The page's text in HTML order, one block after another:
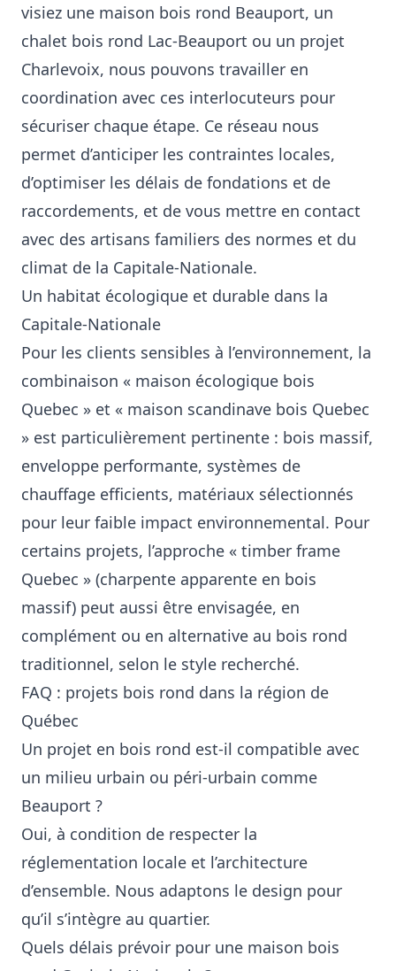
visiez une maison bois rond Beauport, un
chalet bois rond Lac‑Beauport ou un projet
Charlevoix, nous pouvons travailler en
coordination avec ces interlocuteurs pour
sécuriser chaque étape. Ce réseau nous
permet d’anticiper les contraintes locales,
d’optimiser les délais de fondations et de
raccordements, et de vous mettre en contact
avec des artisans familiers des normes et du
climat de la Capitale‑Nationale.
Un habitat écologique et durable dans la
Capitale-Nationale
Pour les clients sensibles à l’environnement, la
combinaison « maison écologique bois
Quebec » et « maison scandinave bois Quebec
» est particulièrement pertinente : bois massif,
enveloppe performante, systèmes de
chauffage efficients, matériaux sélectionnés
pour leur faible impact environnemental. Pour
certains projets, l’approche « timber frame
Quebec » (charpente apparente en bois
massif) peut aussi être envisagée, en
complément ou en alternative au bois rond
traditionnel, selon le style recherché.
FAQ : projets bois rond dans la région de
Québec
Un projet en bois rond est‑il compatible avec
un milieu urbain ou péri‑urbain comme
Beauport ?
Oui, à condition de respecter la
réglementation locale et l’architecture
d’ensemble. Nous adaptons le design pour
qu’il s’intègre au quartier.
Quels délais prévoir pour une maison bois